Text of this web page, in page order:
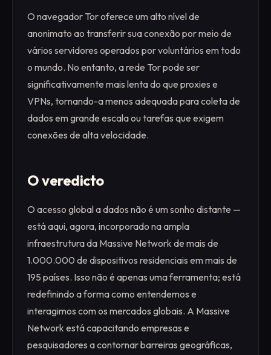
O navegador Tor oferece um alto nível de
anonimato ao transferir sua conexão por meio de
vários servidores operados por voluntários em todo
o mundo. No entanto, a rede Tor pode ser
significativamente mais lenta do que proxies e
VPNs, tornando-a menos adequada para coleta de
dados em grande escala ou tarefas que exigem
conexões de alta velocidade.
O veredicto
O acesso global a dados não é um sonho distante —
está aqui, agora, incorporado na ampla
infraestrutura da Massive Network de mais de
1.000.000 de dispositivos residenciais em mais de
195 países. Isso não é apenas uma ferramenta; está
redefinindo a forma como entendemos e
interagimos com os mercados globais. A Massive
Network está capacitando empresas e
pesquisadores a contornar barreiras geográficas,